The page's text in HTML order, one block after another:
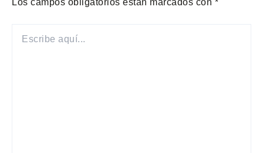
Los campos obligatorios están marcados con *
AQUÍ...